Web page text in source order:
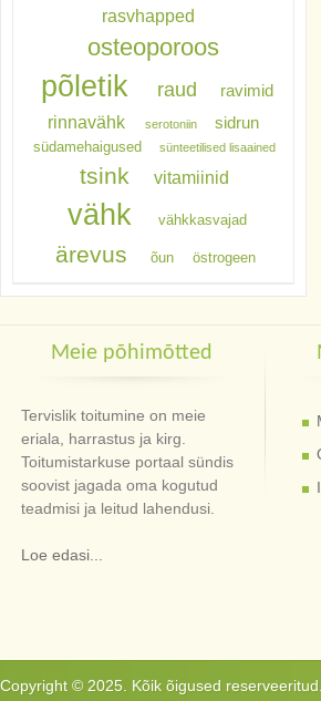
rasvhapped
osteoporoos
põletik raud ravimid
rinnavähk serotoniin sidrun
südamehaigused sünteetilised lisaained
tsink vitamiinid
vähk vähkkasvajad
ärevus õun östrogeen
Meie põhimõtted
Tervislik toitumine on meie
eriala, harrastus ja kirg.
Toitumistarkuse portaal sündis
soovist jagada oma kogutud
teadmisi ja leitud lahendusi.
Loe edasi...
Copyright © 2025. Kõik õigused